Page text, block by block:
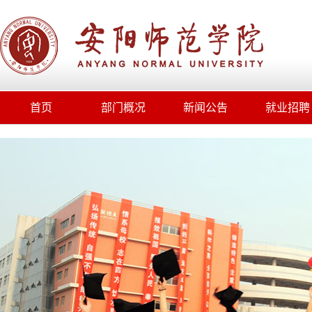
首页 部门概况 新闻公告 就业招聘